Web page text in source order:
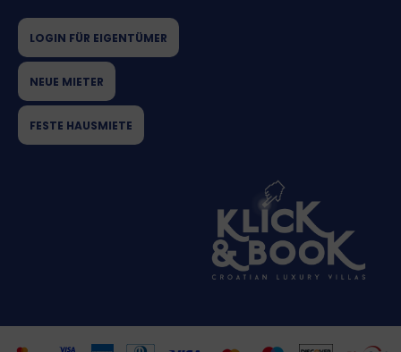
LOGIN FÜR EIGENTÜMER
NEUE MIETER
FESTE HAUSMIETE